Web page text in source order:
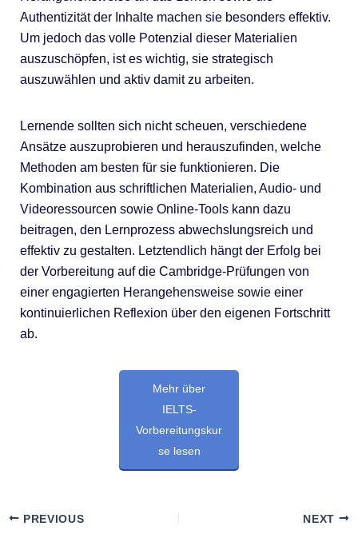
Authentizität der Inhalte machen sie besonders effektiv.
Um jedoch das volle Potenzial dieser Materialien
auszuschöpfen, ist es wichtig, sie strategisch
auszuwählen und aktiv damit zu arbeiten.
Lernende sollten sich nicht scheuen, verschiedene
Ansätze auszuprobieren und herauszufinden, welche
Methoden am besten für sie funktionieren. Die
Kombination aus schriftlichen Materialien, Audio- und
Videoressourcen sowie Online-Tools kann dazu
beitragen, den Lernprozess abwechslungsreich und
effektiv zu gestalten. Letztendlich hängt der Erfolg bei
der Vorbereitung auf die Cambridge-Prüfungen von
einer engagierten Herangehensweise sowie einer
kontinuierlichen Reflexion über den eigenen Fortschritt
ab.
Mehr über
IELTS-
Vorbereitungskur
se lesen
PREVIOUS NEXT